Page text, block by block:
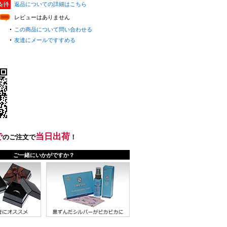
返品についての詳細はこちら
レビューはありません
この商品について問い合わせる
友達にメールですすめる